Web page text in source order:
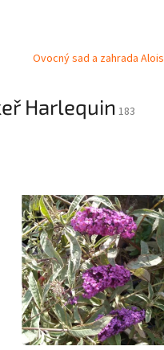
Ovocný sad a zahrada Alois
Harlequin 183